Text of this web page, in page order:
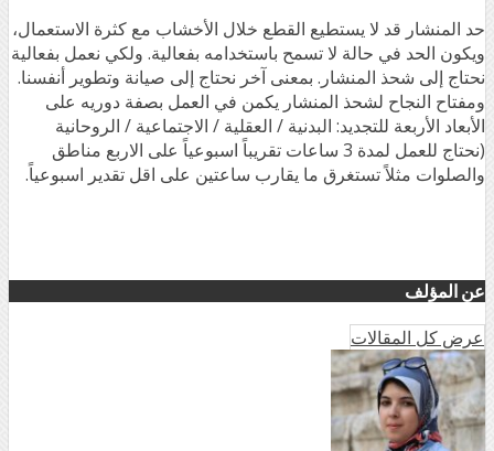
حد المنشار قد لا يستطيع القطع خلال الأخشاب مع كثرة الاستعمال،
ويكون الحد في حالة لا تسمح باستخدامه بفعالية. ولكي نعمل بفعالية
نحتاج إلى شحذ المنشار. بمعنى آخر نحتاج إلى صيانة وتطوير أنفسنا.
ومفتاح النجاح لشحذ المنشار يكمن في العمل بصفة دوريه على
الأبعاد الأربعة للتجديد: البدنية / العقلية / الاجتماعية / الروحانية
(نحتاج للعمل لمدة 3 ساعات تقريباً اسبوعياً على الاربع مناطق
والصلوات مثلاً تستغرق ما يقارب ساعتين على اقل تقدير اسبوعياً.
عن المؤلف
عرض كل المقالات